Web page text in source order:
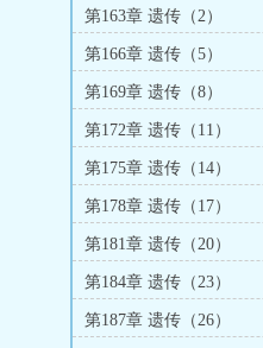
第163章 遗传（2）
第166章 遗传（5）
第169章 遗传（8）
第172章 遗传（11）
第175章 遗传（14）
第178章 遗传（17）
第181章 遗传（20）
第184章 遗传（23）
第187章 遗传（26）